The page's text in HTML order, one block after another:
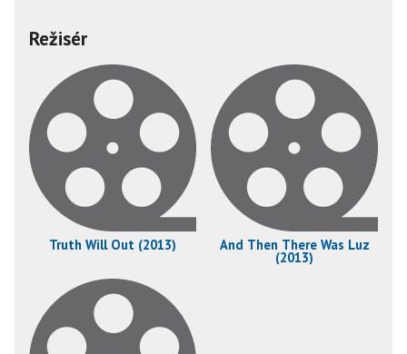
Režisér
Truth Will Out (2013) And Then There Was Luz
(2013)